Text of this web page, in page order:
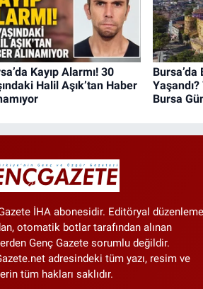
Kayıp Alarmı! 30
Halil Aşık’tan Haber
Bursa’da
Bursa
İHA abonesidir. Editöryal düzenleme
otomatik botlar tarafından alınan
Genç Gazete sorumlu değildir.
adresindeki tüm yazı, resim ve
tüm hakları saklıdır.